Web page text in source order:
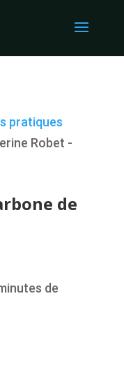
pratiques
Robet -
de
de